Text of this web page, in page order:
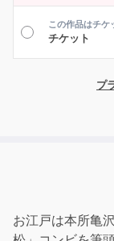
この作品はチケ
チケット
プ
お江戸は本所亀